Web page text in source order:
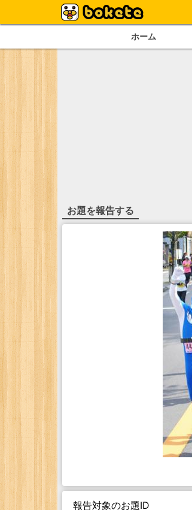
ホーム
お題を報告する
報告対象のお題ID